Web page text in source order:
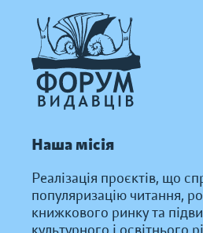
Наша місія
Реалізація проєктів, що
популяризацію читання,
книжкового ринку та